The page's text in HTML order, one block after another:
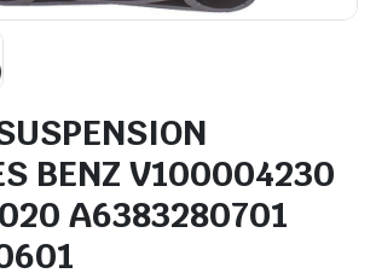
BENZ V100004230
A6383280701